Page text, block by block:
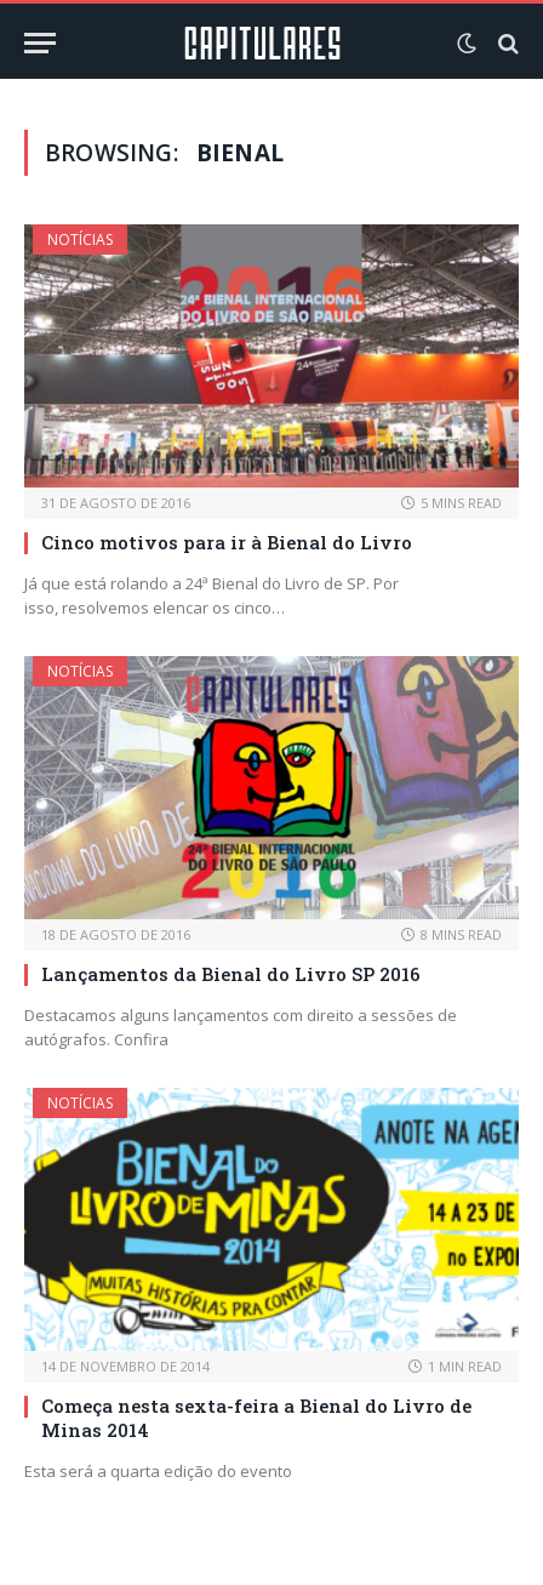
BROWSING: BIENAL
NOTÍCIAS
31 DE AGOSTO DE 2016 5 MINS READ
Cinco motivos para ir à Bienal do Livro
Já que está rolando a 24ª Bienal do Livro de SP. Por
isso, resolvemos elencar os cinco…
NOTÍCIAS
18 DE AGOSTO DE 2016 8 MINS READ
Lançamentos da Bienal do Livro SP 2016
Destacamos alguns lançamentos com direito a sessões de
autógrafos. Confira
NOTÍCIAS
14 DE NOVEMBRO DE 2014 1 MIN READ
Começa nesta sexta-feira a Bienal do Livro de
Minas 2014
Esta será a quarta edição do evento